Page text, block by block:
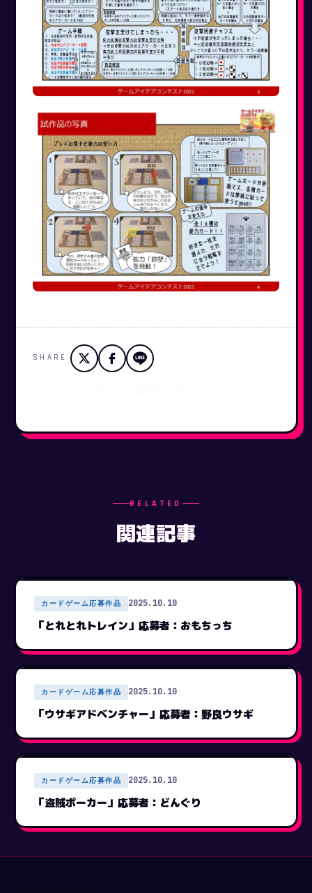
SHARE
RELATED
関連記事
カードゲーム応募作品 2025.10.10
「とれとれトレイン」応募者：おもちっち
カードゲーム応募作品 2025.10.10
「ウサギアドベンチャー」応募者：野良ウサギ
カードゲーム応募作品 2025.10.10
「盗賊ポーカー」応募者：どんぐり